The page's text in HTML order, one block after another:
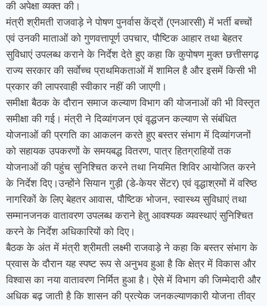
की अपेक्षा व्यक्त की।
मंत्री श्रीमती राजवाड़े ने पोषण पुनर्वास केंद्रों (एनआरसी) में भर्ती बच्चों
एवं उनकी माताओं को गुणवत्तापूर्ण उपचार, पौष्टिक आहार तथा बेहतर
सुविधाएं उपलब्ध कराने के निर्देश देते हुए कहा कि कुपोषण मुक्त छत्तीसगढ़
राज्य सरकार की सर्वाेच्च प्राथमिकताओं में शामिल है और इसमें किसी भी
प्रकार की लापरवाही स्वीकार नहीं की जाएगी।
समीक्षा बैठक के दौरान समाज कल्याण विभाग की योजनाओं की भी विस्तृत
समीक्षा की गई। मंत्री ने दिव्यांगजन एवं वृद्धजन कल्याण से संबंधित
योजनाओं की प्रगति का आकलन करते हुए बस्तर संभाग में दिव्यांगजनों
को सहायक उपकरणों के समयबद्ध वितरण, पात्र हितग्राहियों तक
योजनाओं की पहुंच सुनिश्चित करने तथा नियमित शिविर आयोजित करने
के निर्देश दिए।उन्होंने सियान गुड़ी (डे-केयर सेंटर) एवं वृद्धाश्रमों में वरिष्ठ
नागरिकों के लिए बेहतर आवास, पौष्टिक भोजन, स्वास्थ्य सुविधाएं तथा
सम्मानजनक वातावरण उपलब्ध कराने हेतु आवश्यक व्यवस्थाएं सुनिश्चित
करने के निर्देश अधिकारियों को दिए।
बैठक के अंत में मंत्री श्रीमती लक्ष्मी राजवाड़े ने कहा कि बस्तर संभाग के
प्रवास के दौरान यह स्पष्ट रूप से अनुभव हुआ है कि क्षेत्र में विकास और
विश्वास का नया वातावरण निर्मित हुआ है। ऐसे में विभाग की जिम्मेदारी और
अधिक बढ़ जाती है कि शासन की प्रत्येक जनकल्याणकारी योजना तीव्र